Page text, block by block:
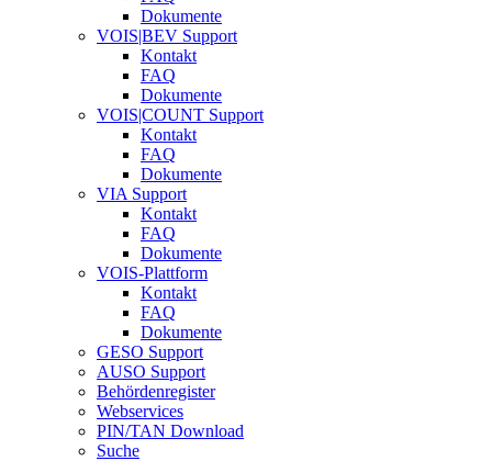
Dokumente
VOIS|BEV Support
Kontakt
FAQ
Dokumente
VOIS|COUNT Support
Kontakt
FAQ
Dokumente
VIA Support
Kontakt
FAQ
Dokumente
VOIS-Plattform
Kontakt
FAQ
Dokumente
GESO Support
AUSO Support
Behördenregister
Webservices
PIN/TAN Download
Suche